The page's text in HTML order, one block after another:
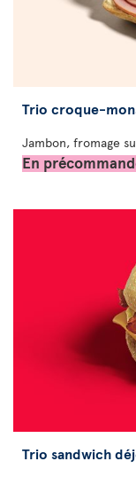
Trio croque-
Jambon, fromage
En
Trio sandwich